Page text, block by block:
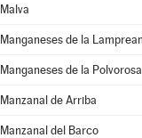
Malva
Manganeses de la
Manganeses de la Polvorosa
Manzanal de Arriba
Manzanal del Barco